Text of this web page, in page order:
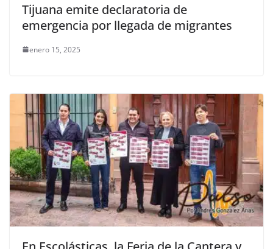
Tijuana emite declaratoria de
emergencia por llegada de migrantes
enero 15, 2025